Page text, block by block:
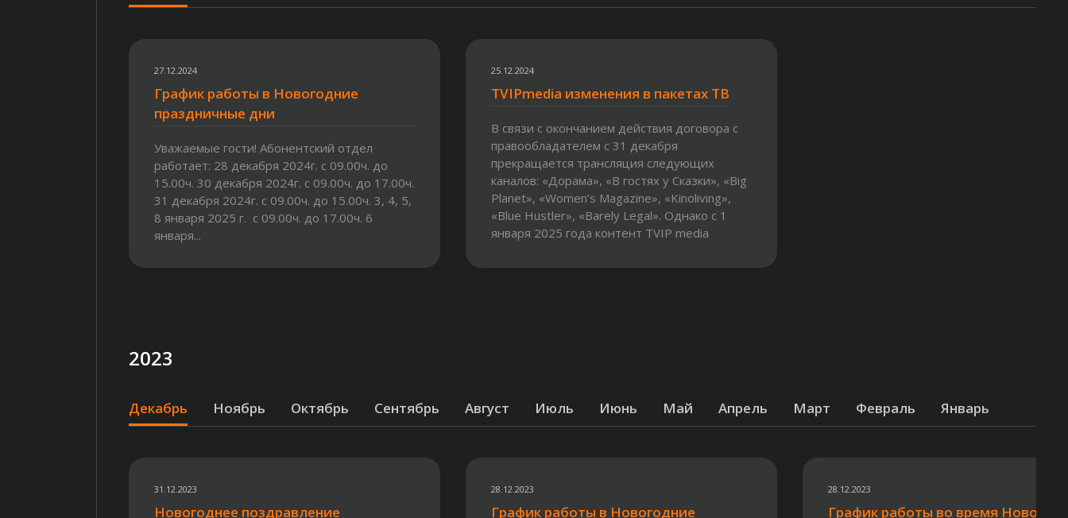
27.12.2024
График работы в Новогодние
праздничные дни
Уважаемые гости! Абонентский отдел
работает: 28 декабря 2024г. с 09.00ч. до
15.00ч. 30 декабря 2024г. с 09.00ч. до 17.00ч.
31 декабря 2024г. с 09.00ч. до 15.00ч. 3, 4, 5,
8 января 2025 г. с 09.00ч. до 17.00ч. 6
января...
25.12.2024
TVIPmedia изменения в пакетах ТВ
В связи с окончанием действия договора с
правообладателем с 31 декабря
прекращается трансляция следующих
каналов: «Дорама», «В гостях у Сказки», «Big
Planet», «Women’s Magazine», «Kinoliving»,
«Blue Hustler», «Barely Legal». Однако с 1
января 2025 года контент TVIP media
2023
Декабрь Ноябрь Октябрь Сентябрь Август Июль Июнь Май Апрель Март Февраль Январь
31.12.2023
Новогоднее поздравление
28.12.2023
График работы в Новогодние
28.12.2023
График работы во время